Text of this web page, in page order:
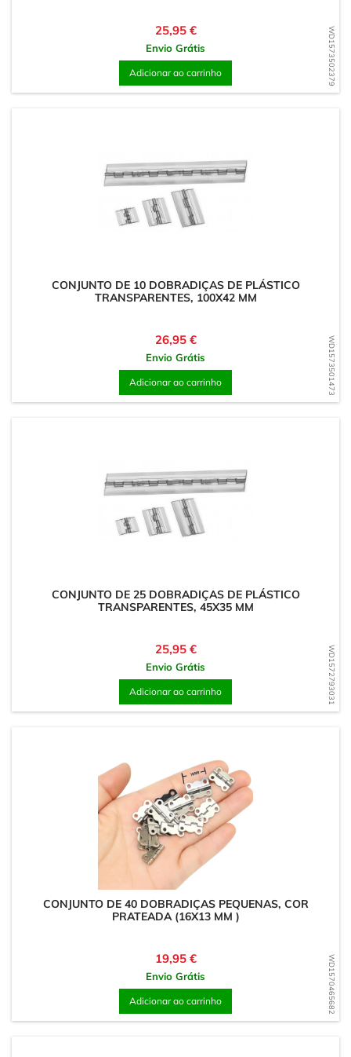
WD1573502379
Preço
25,95 €
Envio Grátis
Adicionar ao carrinho
WD1573501473
CONJUNTO DE 10 DOBRADIÇAS DE PLÁSTICO
TRANSPARENTES, 100X42 MM
Preço
26,95 €
Envio Grátis
Adicionar ao carrinho
WD1572793031
CONJUNTO DE 25 DOBRADIÇAS DE PLÁSTICO
TRANSPARENTES, 45X35 MM
Preço
25,95 €
Envio Grátis
Adicionar ao carrinho
WD1570465682
CONJUNTO DE 40 DOBRADIÇAS PEQUENAS, COR
PRATEADA (16X13 MM )
Preço
19,95 €
Envio Grátis
Adicionar ao carrinho